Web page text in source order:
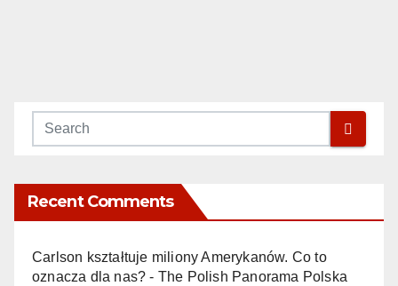
Recent Comments
Carlson kształtuje miliony Amerykanów. Co to
oznacza dla nas? - The Polish Panorama Polska